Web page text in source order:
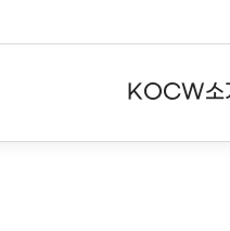
KOCW소